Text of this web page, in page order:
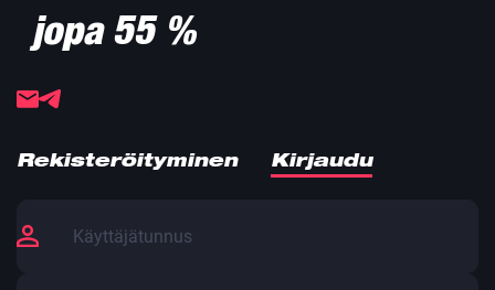
jopa 55 %
Rekisteröityminen Kirjaudu